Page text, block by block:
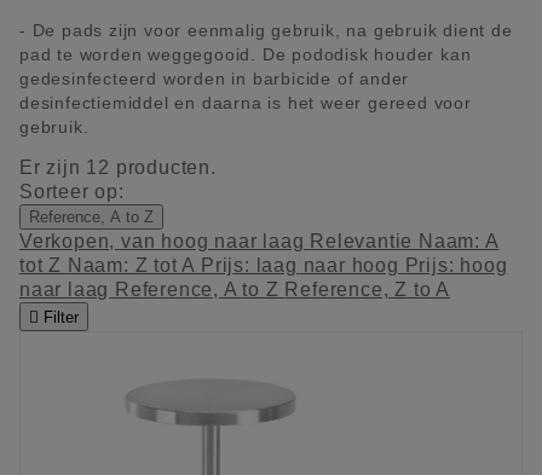
- De pads zijn voor eenmalig gebruik, na gebruik dient de
pad te worden weggegooid. De pododisk houder kan
gedesinfecteerd worden in barbicide of ander
desinfectiemiddel en daarna is het weer gereed voor
gebruik.
Er zijn 12 producten.
Sorteer op:
Reference, A to Z
Verkopen, van hoog naar laag Relevantie Naam: A
tot Z Naam: Z tot A Prijs: laag naar hoog Prijs: hoog
naar laag Reference, A to Z Reference, Z to A
 Filter